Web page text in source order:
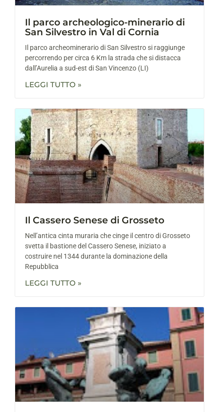
Il parco archeologico-minerario di
San Silvestro in Val di Cornia
Il parco archeominerario di San Silvestro si raggiunge
percorrendo per circa 6 Km la strada che si distacca
dall’Aurelia a sud-est di San Vincenzo (LI)
LEGGI TUTTO »
Il Cassero Senese di Grosseto
Nell’antica cinta muraria che cinge il centro di Grosseto
svetta il bastione del Cassero Senese, iniziato a
costruire nel 1344 durante la dominazione della
Repubblica
LEGGI TUTTO »